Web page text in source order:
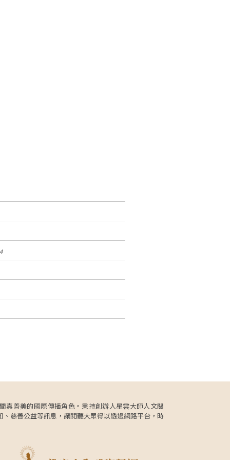
真善美的國際傳播角色。秉持創辦人星雲大師人文關
慈善公益等訊息，讓閱聽大眾得以透過網路平台，時